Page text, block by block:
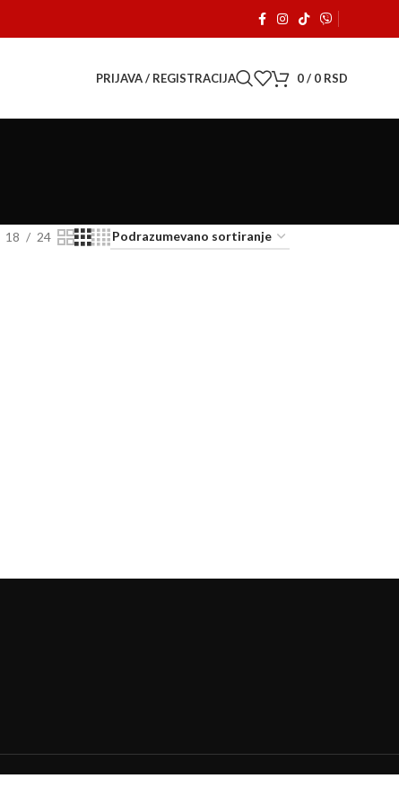
🚗
PRIJAVA / REGISTRACIJA 0/ 0 RSD
18 24